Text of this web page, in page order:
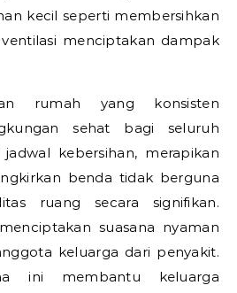
kecil seperti membersihkan
menciptakan dampak
rumah yang konsisten
sehat bagi seluruh
kebersihan, merapikan
benda tidak berguna
ruang secara signifikan.
suasana nyaman
keluarga dari penyakit.
ini membantu keluarga